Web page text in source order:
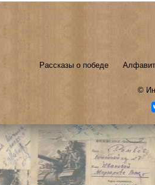
Рассказы о победе
©